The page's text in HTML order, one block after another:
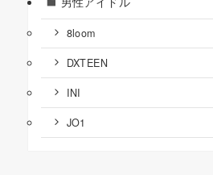
8loom
DXTEEN
INI
JO1